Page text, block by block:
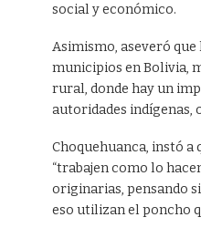
social y económico.
Asimismo, aseveró que
municipios en Bolivia,
rural, donde hay un
autoridades indígenas,
Choquehuanca, instó a
“trabajen como lo
originarias, pensando
eso utilizan el poncho